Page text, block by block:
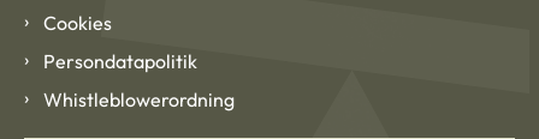
Cookies
Persondatapolitik
Whistleblowerordning